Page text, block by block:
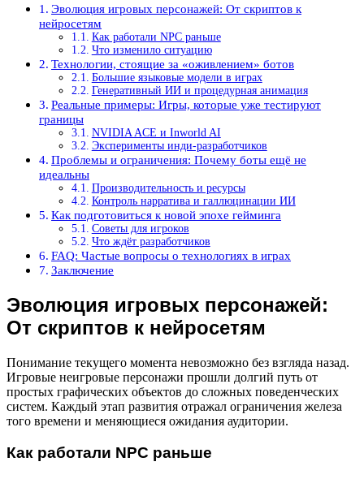
Эволюция игровых персонажей: От скриптов к
нейросетям
Как работали NPC раньше
Что изменило ситуацию
Технологии, стоящие за «оживлением» ботов
Большие языковые модели в играх
Генеративный ИИ и процедурная анимация
Реальные примеры: Игры, которые уже тестируют
границы
NVIDIA ACE и Inworld AI
Эксперименты инди-разработчиков
Проблемы и ограничения: Почему боты ещё не
идеальны
Производительность и ресурсы
Контроль нарратива и галлюцинации ИИ
Как подготовиться к новой эпохе гейминга
Советы для игроков
Что ждёт разработчиков
FAQ: Частые вопросы о технологиях в играх
Заключение
Эволюция игровых персонажей:
От скриптов к нейросетям
Понимание текущего момента невозможно без взгляда назад.
Игровые неигровые персонажи прошли долгий путь от
простых графических объектов до сложных поведенческих
систем. Каждый этап развития отражал ограничения железа
того времени и меняющиеся ожидания аудитории.
Как работали NPC раньше